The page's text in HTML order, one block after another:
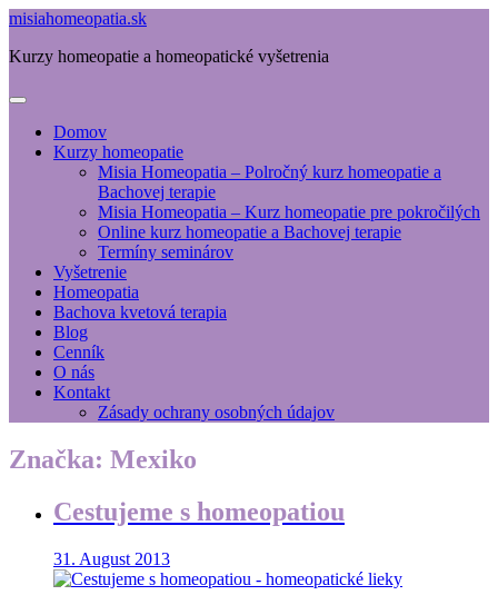
misiahomeopatia.sk
Kurzy homeopatie a homeopatické vyšetrenia
Domov
Kurzy homeopatie
Misia Homeopatia – Polročný kurz homeopatie a
Bachovej terapie
Misia Homeopatia – Kurz homeopatie pre pokročilých
Online kurz homeopatie a Bachovej terapie
Termíny seminárov
Vyšetrenie
Homeopatia
Bachova kvetová terapia
Blog
Cenník
O nás
Kontakt
Zásady ochrany osobných údajov
Značka: Mexiko
Cestujeme s homeopatiou
31. August 2013